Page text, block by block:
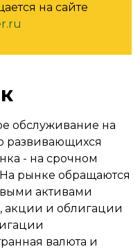
на сайте
обслуживание на
развивающихся
- на срочном
рынке обращаются
активами
акции и облигации
валюта и